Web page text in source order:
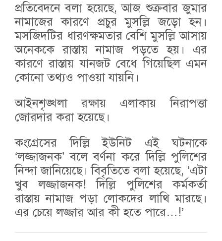
প্রতিবেদনে বলা হয়েছে, আজ শুক্রবার জুমার
নামাজের কারণে প্রচুর মুসল্লি জড়ো হন।
মসজিদটির ধারণক্ষমতার বেশি মুসল্লি আসায়
অনেককে রাস্তায় নামাজ পড়তে হয়। এর
কারণে রাস্তায় যানজট বেধে গিয়েছিল এমন
কোনো তথ্যও পাওয়া যায়নি।
আইনশৃঙ্খলা রক্ষায় এলাকায় নিরাপত্তা
জোরদার করা হয়েছে।
কংগ্রেসের দিল্লি ইউনিট এই ঘটনাকে
‘লজ্জাজনক’ বলে বর্ণনা করে দিল্লি পুলিশের
নিন্দা জানিয়েছে। বিবৃতিতে বলা হয়েছে, ‘এটা
খুব লজ্জাজনক! দিল্লি পুলিশের কর্মকর্তা
রাস্তায় নামাজ পড়া লোকদের লাথি মারছে।
এর চেয়ে লজ্জার আর কী হতে পারে…!’